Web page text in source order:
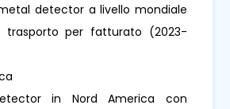
metal detector a livello mondiale
trasporto per fatturato (2023-
in Nord America con